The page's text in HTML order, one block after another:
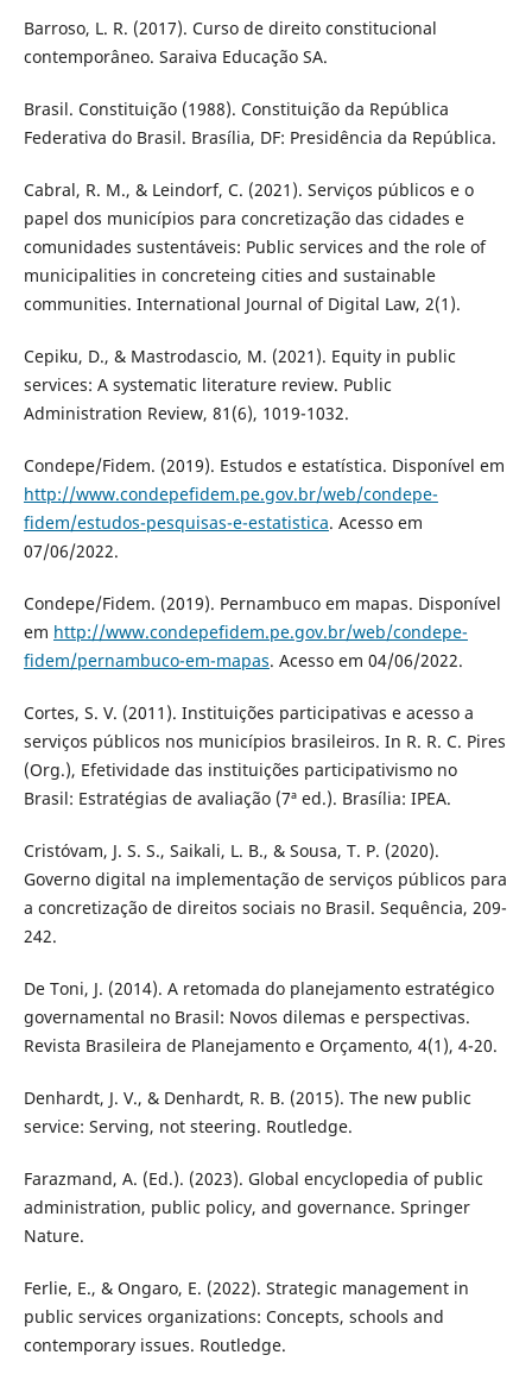
Barroso, L. R. (2017). Curso de direito constitucional
contemporâneo. Saraiva Educação SA.
Brasil. Constituição (1988). Constituição da República
Federativa do Brasil. Brasília, DF: Presidência da República.
Cabral, R. M., & Leindorf, C. (2021). Serviços públicos e o
papel dos municípios para concretização das cidades e
comunidades sustentáveis: Public services and the role of
municipalities in concreteing cities and sustainable
communities. International Journal of Digital Law, 2(1).
Cepiku, D., & Mastrodascio, M. (2021). Equity in public
services: A systematic literature review. Public
Administration Review, 81(6), 1019-1032.
Condepe/Fidem. (2019). Estudos e estatística. Disponível em
http://www.condepefidem.pe.gov.br/web/condepe-
fidem/estudos-pesquisas-e-estatistica. Acesso em
07/06/2022.
Condepe/Fidem. (2019). Pernambuco em mapas. Disponível
em http://www.condepefidem.pe.gov.br/web/condepe-
fidem/pernambuco-em-mapas. Acesso em 04/06/2022.
Cortes, S. V. (2011). Instituições participativas e acesso a
serviços públicos nos municípios brasileiros. In R. R. C. Pires
(Org.), Efetividade das instituições participativismo no
Brasil: Estratégias de avaliação (7ª ed.). Brasília: IPEA.
Cristóvam, J. S. S., Saikali, L. B., & Sousa, T. P. (2020).
Governo digital na implementação de serviços públicos para
a concretização de direitos sociais no Brasil. Sequência, 209-
242.
De Toni, J. (2014). A retomada do planejamento estratégico
governamental no Brasil: Novos dilemas e perspectivas.
Revista Brasileira de Planejamento e Orçamento, 4(1), 4-20.
Denhardt, J. V., & Denhardt, R. B. (2015). The new public
service: Serving, not steering. Routledge.
Farazmand, A. (Ed.). (2023). Global encyclopedia of public
administration, public policy, and governance. Springer
Nature.
Ferlie, E., & Ongaro, E. (2022). Strategic management in
public services organizations: Concepts, schools and
contemporary issues. Routledge.